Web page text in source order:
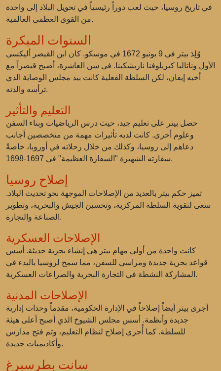
في تاريخ روسيا، حيث لعب دوراً رئيسياً في تحويل البلاد إلى واحدة
من القوى العظمى العالمية.
السنوات المبكرة
وُلِدَ بيتر في 9 يونيو 1672 في موسكو. كان ابن القيصر أليكسي
الأول وناتاليا كيريلوفنا ناريشكينا. في سن العاشرة، أصبح قيصراً مع
أخيه إيفان، لكن السلطة الفعلية كانت بيد مجلس الوصاية الذي
ترأسه والدته.
التعليم والتأثير
حصل بيتر على تعليم جيد، حيث درس الرياضيات وبناء السفن
وعلوم أخرى. كانت لديه تأثيرات مهمة من متخصصين أجانب
دعاهم إلى روسيا، وكذلك من خلال رحلاته في أوروبا، خاصةً
سفارته الشهيرة "السفارة العظيمة" في 1697-1698.
إصلاح روسيا
تميز حكم بيتر بالعديد من الإصلاحات الموجهة نحو تحديث البلاد.
سعى لتقوية السلطة المركزية، وتحسين الجيش والبحرية، وتطوير
الصناعة والتجارة.
الإصلاحات العسكرية
كانت واحدة من أولى مهام بيتر هي إنشاء بحرية حديثة. أسس
قواعد بحرية جديدة ومراسي للسفن، مما سمح لروسيا بالبدء في
المشاركة النشطة في التجارة البحرية والصراعات العسكرية.
الإصلاحات المدنية
أجرى بيتر أيضاً إصلاحاً في الإدارة الحكومية، مقدماً وحدات إدارية
جديدة وأنظمة. أسس مجلس الشيوخ الذي أصبح أعلى هيئة
للسلطة. كما أُجري إصلاح لنظام التعليم، وتم فتح مدارس
وأكاديميات جديدة.
سانت بطرسبرغ